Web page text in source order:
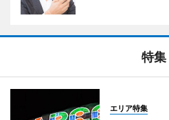
特集
エリア特集